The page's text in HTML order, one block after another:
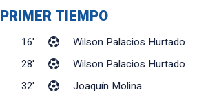
PRIMER TIEMPO
Wilson Palacios Hurtado
16'
Wilson Palacios Hurtado
28'
Joaquín Molina
32'